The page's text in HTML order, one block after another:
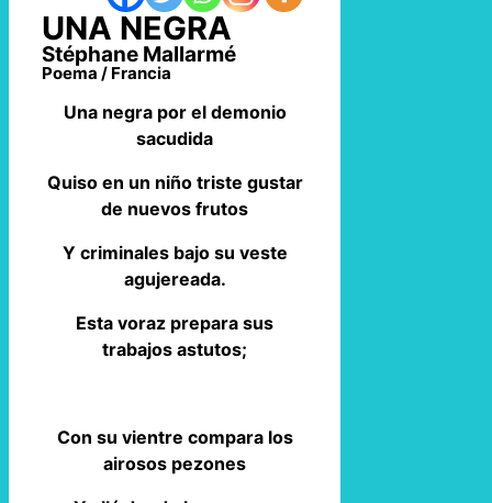
UNA NEGRA
Stéphane Mallarmé
Poema / Francia
Una negra por el demonio
sacudida
Quiso en un niño triste gustar
de nuevos frutos
Y criminales bajo su veste
agujereada.
Esta voraz prepara sus
trabajos astutos;
Con su vientre compara los
airosos pezones